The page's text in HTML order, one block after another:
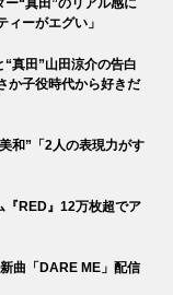
ィーがエグい」
“真田”山田涼介の告白
か子役時代から好きだ
和”「2人の表現力がす
『RED』12万枚超でア
曲「DARE ME」配信